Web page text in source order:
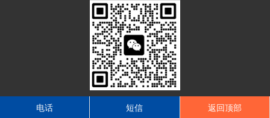
电话 短信 返回顶部